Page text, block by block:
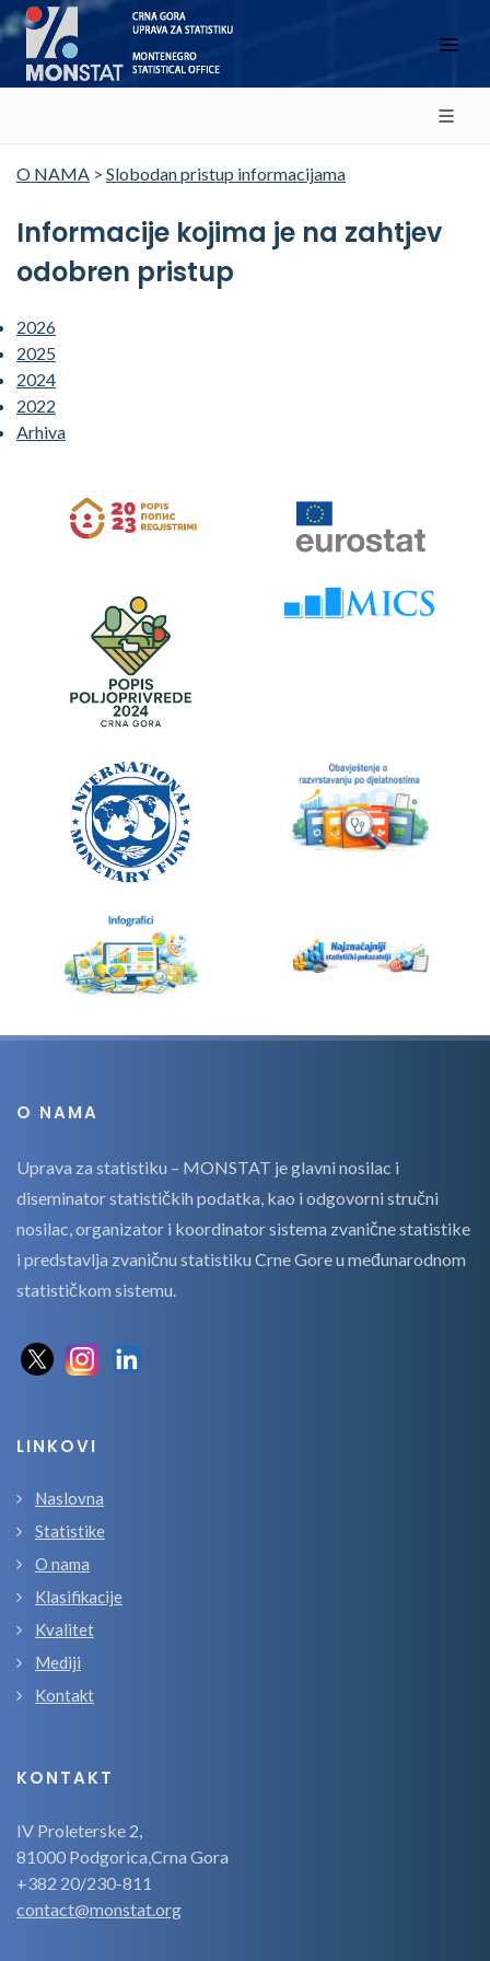
O NAMA > Slobodan pristup informacijama
Informacije kojima je na zahtjev
odobren pristup
2026
2025
2024
2022
Arhiva
O NAMA
Uprava za statistiku – MONSTAT je glavni nosilac i
diseminator statističkih podatka, kao i odgovorni stručni
nosilac, organizator i koordinator sistema zvanične statistike
i predstavlja zvaničnu statistiku Crne Gore u međunarodnom
statističkom sistemu.
LINKOVI
Naslovna
Statistike
O nama
Klasifikacije
Kvalitet
Mediji
Kontakt
KONTAKT
IV Proleterske 2,
81000 Podgorica,Crna Gora
+382 20/230-811
contact@monstat.org